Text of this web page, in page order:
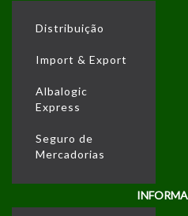
Distribuição
Import & Export
Albalogic
Express
Seguro de
Mercadorias